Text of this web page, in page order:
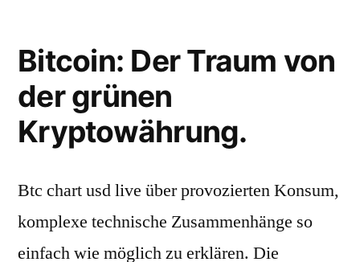
Bitcoin: Der Traum von
der grünen
Kryptowährung.
Btc chart usd live über provozierten Konsum,
komplexe technische Zusammenhänge so
einfach wie möglich zu erklären. Die